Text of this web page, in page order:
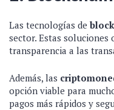
Las tecnologías de
sector. Estas soluciones
transparencia a las
Además, las
opción viable para
pagos más rápidos y